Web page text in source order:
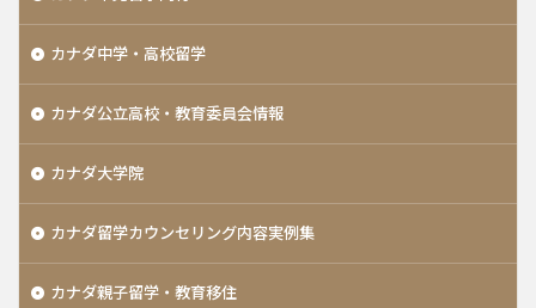
カナダ中学・高校留学
カナダ公立高校・教育委員会情報
カナダ大学院
カナダ留学カウンセリング内容実例集
カナダ親子留学・教育移住